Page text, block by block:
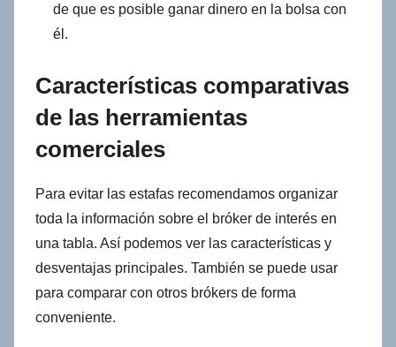
de que es posible ganar dinero en la bolsa con
él.
Características comparativas
de las herramientas
comerciales
Para evitar las estafas recomendamos organizar
toda la información sobre el bróker de interés en
una tabla. Así podemos ver las características y
desventajas principales. También se puede usar
para comparar con otros brókers de forma
conveniente.